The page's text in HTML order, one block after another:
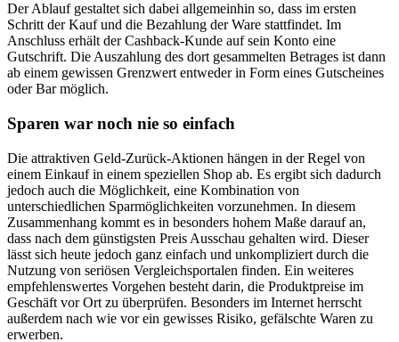
Der Ablauf gestaltet sich dabei allgemeinhin so, dass im ersten
Schritt der Kauf und die Bezahlung der Ware stattfindet. Im
Anschluss erhält der Cashback-Kunde auf sein Konto eine
Gutschrift. Die Auszahlung des dort gesammelten Betrages ist dann
ab einem gewissen Grenzwert entweder in Form eines Gutscheines
oder Bar möglich.
Sparen war noch nie so einfach
Die attraktiven Geld-Zurück-Aktionen hängen in der Regel von
einem Einkauf in einem speziellen Shop ab. Es ergibt sich dadurch
jedoch auch die Möglichkeit, eine Kombination von
unterschiedlichen Sparmöglichkeiten vorzunehmen. In diesem
Zusammenhang kommt es in besonders hohem Maße darauf an,
dass nach dem günstigsten Preis Ausschau gehalten wird. Dieser
lässt sich heute jedoch ganz einfach und unkompliziert durch die
Nutzung von seriösen Vergleichsportalen finden. Ein weiteres
empfehlenswertes Vorgehen besteht darin, die Produktpreise im
Geschäft vor Ort zu überprüfen. Besonders im Internet herrscht
außerdem nach wie vor ein gewisses Risiko, gefälschte Waren zu
erwerben.